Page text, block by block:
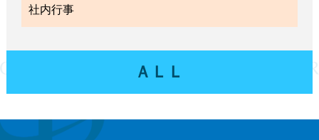
社内行事
ＡＬＬ